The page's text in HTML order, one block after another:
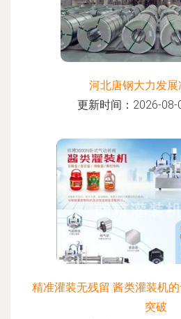
河北唐钢大力发展
更新时间：2026-08-
精准灌装无残留 酱类灌装机
突破